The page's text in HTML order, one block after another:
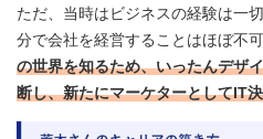
ただ、当時はビジネスの経験は一
分で会社を経営することはほぼ不
の世界を知るため、いったんデザ
断し、新たにマーケターとしてIT